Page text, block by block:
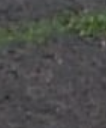
AZ
ÉPÜLŐ
VÁROS
FEJLESZTÉSEK
KÖRNYEZETVÉDELEM
TELEPÜLÉSRENDEZÉS